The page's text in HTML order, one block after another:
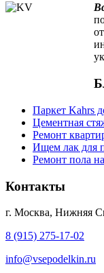
Паркет Kahrs
Цементная
Ремонт
Ищем лак для
Ремонт пола
Контакты
г. Москва, Нижняя
8 (915) 275-17-02
info@vsepodelkin.ru